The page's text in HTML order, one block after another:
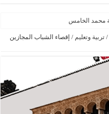
/ تربية وتعليم / إقصاء الشباب المجازين